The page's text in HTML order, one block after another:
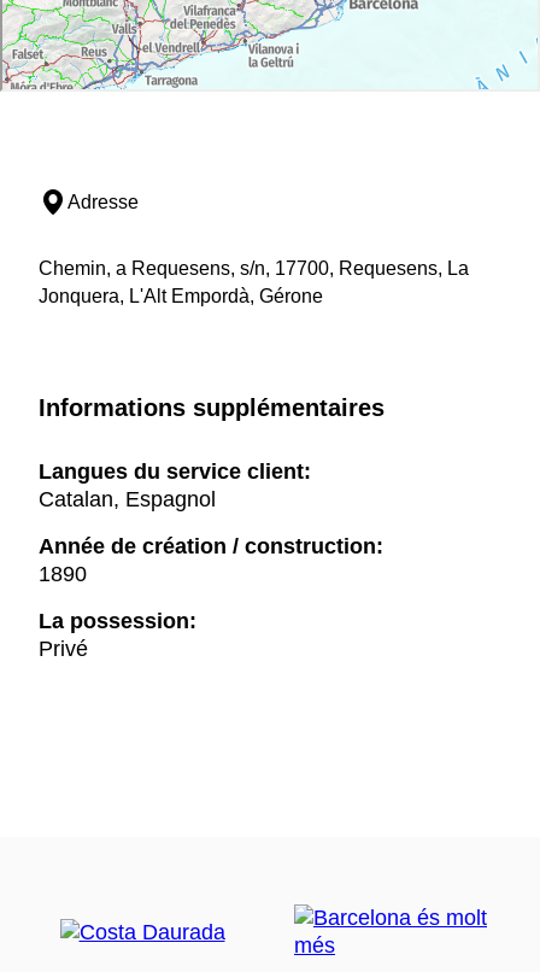
Adresse
Chemin, a Requesens, s/n, 17700, Requesens, La
Jonquera, L'Alt Empordà, Gérone
Informations supplémentaires
Langues du service client:
Catalan, Espagnol
Année de création / construction:
1890
La possession:
Privé